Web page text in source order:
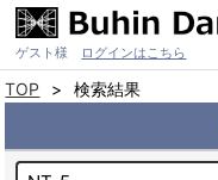
ゲスト様 ログインはこちら
TOP 検索結果